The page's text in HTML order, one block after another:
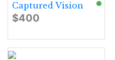
Captured Vision
$400